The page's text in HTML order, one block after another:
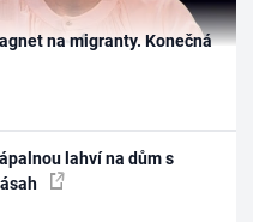
na migranty. Konečná
lahví na dům s